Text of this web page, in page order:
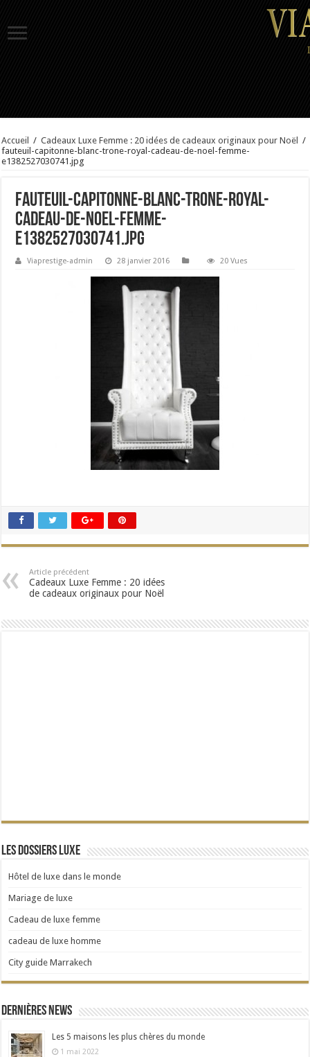
Accueil / Cadeaux Luxe Femme : 20 idées de cadeaux originaux pour Noël
/
fauteuil-capitonne-blanc-trone-royal-cadeau-de-noel-femme-
e1382527030741.jpg
fauteuil-capitonne-blanc-trone-royal-
cadeau-de-noel-femme-
e1382527030741.jpg
Viaprestige-admin 28 janvier 2016 20 Vues
Article précédent
Cadeaux Luxe Femme : 20 idées
de cadeaux originaux pour Noël
Les dossiers Luxe
Hôtel de luxe dans le monde
Mariage de luxe
Cadeau de luxe femme
cadeau de luxe homme
City guide Marrakech
Dernières news
Les 5 maisons les plus chères du monde
1 mai 2022